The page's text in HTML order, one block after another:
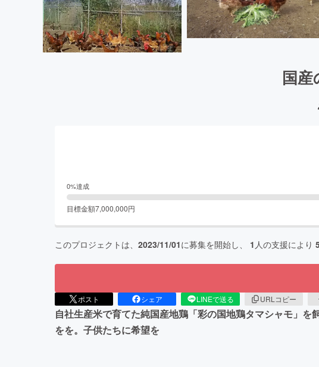
国産
0%達成
目標金額7,000,000円
このプロジェクトは、 2023/11/01に募集を開始し、 1 人の支援により
ポスト シェア LINEで送る URLコピー
自社生産米で育てた純国産地鶏「彩の国地鶏タマシャモ」
をを。子供たちに希望を